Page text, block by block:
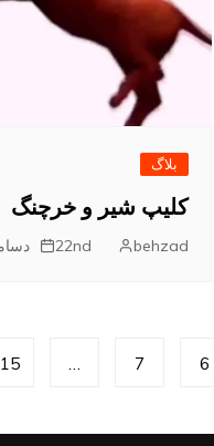
بلاگ
کلیپ شیر و خرچنگ
behzad 22nd دسامبر 2022
6
7
15